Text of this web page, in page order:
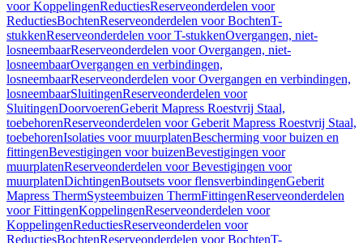
voor KoppelingenReductiesReserveonderdelen voor
ReductiesBochtenReserveonderdelen voor BochtenT-
stukkenReserveonderdelen voor T-stukkenOvergangen, niet-
losneembaarReserveonderdelen voor Overgangen, niet-
losneembaarOvergangen en verbindingen,
losneembaarReserveonderdelen voor Overgangen en verbindingen,
losneembaarSluitingenReserveonderdelen voor
SluitingenDoorvoerenGeberit Mapress Roestvrij Staal,
toebehorenReserveonderdelen voor Geberit Mapress Roestvrij Staal,
toebehorenIsolaties voor muurplatenBescherming voor buizen en
fittingenBevestigingen voor buizenBevestigingen voor
muurplatenReserveonderdelen voor Bevestigingen voor
muurplatenDichtingenBoutsets voor flensverbindingenGeberit
Mapress ThermSysteembuizen ThermFittingenReserveonderdelen
voor FittingenKoppelingenReserveonderdelen voor
KoppelingenReductiesReserveonderdelen voor
ReductiesBochtenReserveonderdelen voor BochtenT-